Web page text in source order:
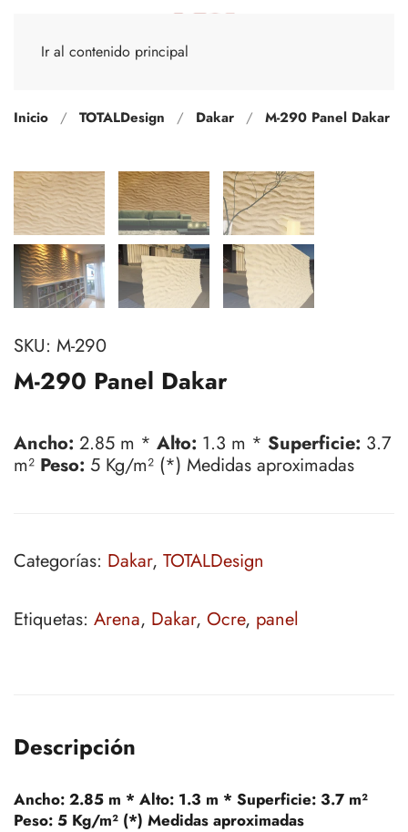
Ir al contenido principal
Inicio TOTALDesign Dakar M-290 Panel Dakar
SKU: M-290
M-290 Panel Dakar
Ancho: 2.85 m * Alto: 1.3 m * Superficie: 3.7
m² Peso: 5 Kg/m² (*) Medidas aproximadas
Categorías: Dakar, TOTALDesign
Etiquetas: Arena, Dakar, Ocre, panel
Descripción
Ancho: 2.85 m * Alto: 1.3 m * Superficie: 3.7 m²
Peso: 5 Kg/m² (*) Medidas aproximadas